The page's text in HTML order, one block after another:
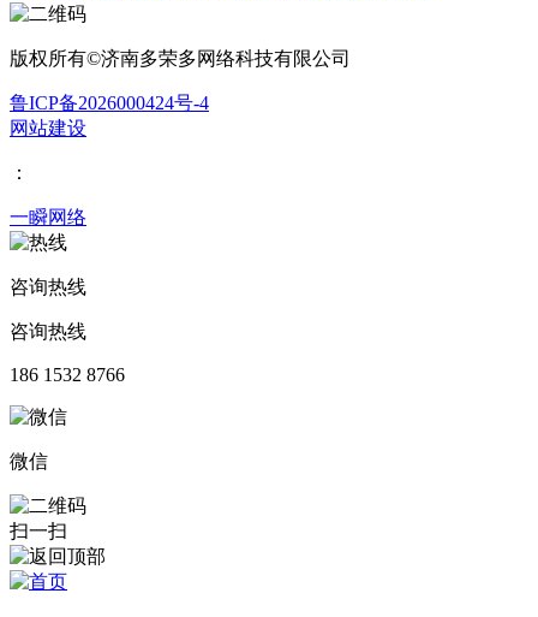
版权所有©济南多荣多网络科技有限公司
鲁ICP备2026000424号-4
网站建设
：
一瞬网络
咨询热线
咨询热线
186 1532 8766
微信
扫一扫